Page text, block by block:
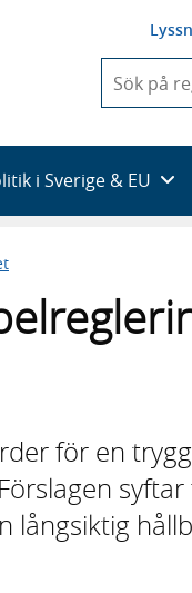
du
skriva
framträder
en
i Sverige & EU
för en
långsiktig